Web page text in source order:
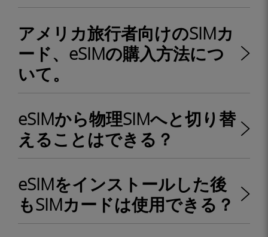
アメリカ旅行者向けのSIMカ
ード、eSIMの購入方法につ
いて。
eSIMから物理SIMへと切り替
えることはできる？
eSIMをインストールした後
もSIMカードは使用できる？